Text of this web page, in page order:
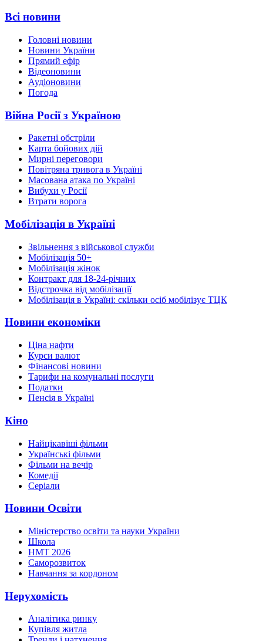
Всі новини
Головні новини
Новини України
Прямий ефір
Відеоновини
Аудіоновини
Погода
Війна Росії з Україною
Ракетні обстріли
Карта бойових дій
Мирні переговори
Повітряна тривога в Україні
Масована атака по Україні
Вибухи у Росії
Втрати ворога
Мобілізація в Україні
Звільнення з військової служби
Мобілізація 50+
Мобілізація жінок
Контракт для 18-24-річних
Відстрочка від мобілізації
Мобілізація в Україні: скільки осіб мобілізує ТЦК
Новини економіки
Ціна нафти
Курси валют
Фінансові новини
Тарифи на комунальні послуги
Податки
Пенсія в Україні
Кіно
Найцікавіші фільми
Українські фільми
Фільми на вечір
Комедії
Серіали
Новини Освіти
Міністерство освіти та науки України
Школа
НМТ 2026
Саморозвиток
Навчання за кордоном
Нерухомість
Аналітика ринку
Купівля житла